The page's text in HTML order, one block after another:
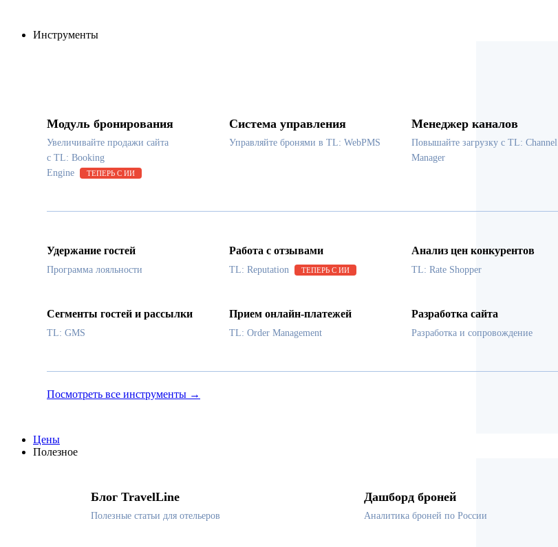
Инструменты
Модуль бронирования
Увеличивайте продажи сайта
с TL: Booking
Engine
ТЕПЕРЬ С ИИ
Система управления
Управляйте бронями в TL: WebPMS
Менеджер каналов
Повышайте загрузку с TL: Channel
Manager
Удержание гостей
Программа лояльности
Работа с отзывами
TL: Reputation ТЕПЕРЬ С ИИ
Анализ цен конкурентов
TL: Rate Shopper
Сегменты гостей и рассылки
TL: GMS
Прием онлайн-платежей
TL: Order Management
Разработка сайта
Разработка и сопровождение
Посмотреть все инструменты →
Цены
Полезное
Блог TravelLine
Полезные статьи для отельеров
Дашборд броней
Аналитика броней по России